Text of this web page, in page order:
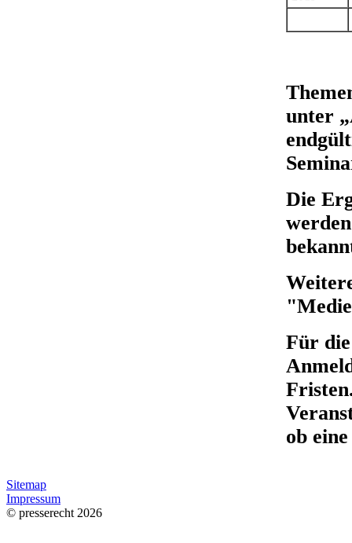
unter
Die
Für
ob
Sitemap
Impressum
© presserecht 2026